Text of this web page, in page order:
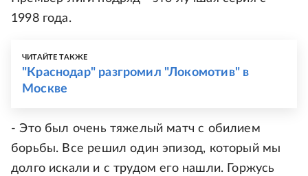
1998 года.
ЧИТАЙТЕ ТАКЖЕ
"Краснодар" разгромил "Локомотив" в
Москве
- Это был очень тяжелый матч с обилием
борьбы. Все решил один эпизод, который мы
долго искали и с трудом его нашли. Горжусь